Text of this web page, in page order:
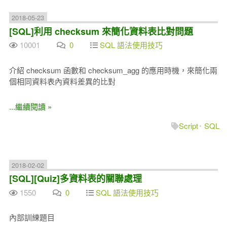
2018-05-23
[SQL]利用 checksum 來簡化資料表比對問題
10001 0 SQL 語法使用技巧
介紹 checksum 函數和 checksum_agg 的應用時機，來簡化兩
個相同資料表內資料差異的比對
...繼續閱讀 »
Script SQL
2018-02-02
[SQL][Quiz]多資料表的關聯處理
1550 0 SQL 語法使用技巧
內部訓練題目